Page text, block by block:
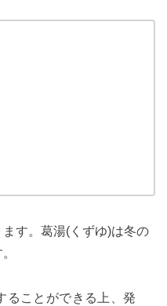
す。葛湯(くずゆ)は冬の
ることができる上、発